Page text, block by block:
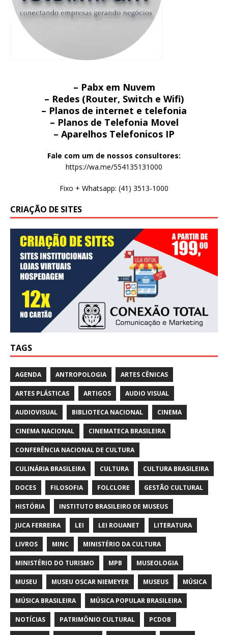
– Pabx em Nuvem
– Redes (Router, Switch e Wifi)
– Planos de internet e telefonia
– Planos de Telefonia Movel
– Aparelhos Telefonicos IP
Fale com um de nossos consultores:
https://wa.me/554135131000
Fixo + Whatsapp: (41) 3513-1000
CRIAÇÃO DE SITES
TAGS
AGENDA ANTROPOLOGIA ARTES CÊNICAS
ARTES PLÁSTICAS ARTIGOS AUDIO VISUAL
AUDIOVISUAL BIBLIOTECA NACIONAL CINEMA
CINEMA NACIONAL CINEMATECA BRASILEIRA
CONFERÊNCIA NACIONAL DE CULTURA
CULINÁRIA BRASILEIRA CULTURA CULTURA BRASILEIRA
DOCES FILOSOFIA FOLCLORE GESTÃO CULTURAL
HISTÓRIA INSTITUTO BRASILEIRO DE MUSEUS
JUCA FERREIRA LEI LEI ROUANET LITERATURA
LIVROS MINC MINISTÉRIO DA CULTURA
MINISTÉRIO DO TURISMO MPB MUSEOLOGIA
MUSEU MUSEU OSCAR NIEMEYER MUSEUS MÚSICA
MÚSICA BRASILEIRA MÚSICA POPULAR BRASILEIRA
NOTÍCIAS PATRIMÔNIO CULTURAL PCDOB